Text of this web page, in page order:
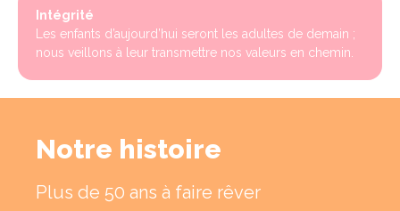
Intégrité
Les enfants d’aujourd’hui seront les adultes de demain ;
nous veillons à leur transmettre nos valeurs en chemin.
Notre histoire
Plus de 50 ans à faire rêver